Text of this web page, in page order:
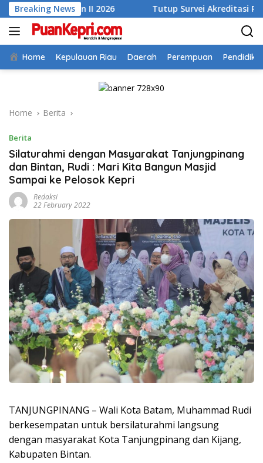
Skip
to
content
Breaking News
II 2026 Tutup Survei Akreditasi RSUD
Home Kepulauan Riau Daerah Perempuan
Home Berita
Berita
Silaturahmi dengan Masyarakat Tanjungpinang
dan Bintan, Rudi : Mari Kita Bangun Masjid
Sampai ke Pelosok Kepri
Redaksi
22 February 2022
TANJUNGPINANG – Wali Kota Batam, Muhammad Rudi
berkesempatan untuk bersilaturahmi langsung
dengan masyarakat Kota Tanjungpinang dan Kijang,
Kabupaten Bintan.